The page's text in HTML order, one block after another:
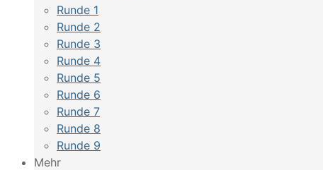
Runde 1
Runde 2
Runde 3
Runde 4
Runde 5
Runde 6
Runde 7
Runde 8
Runde 9
Mehr